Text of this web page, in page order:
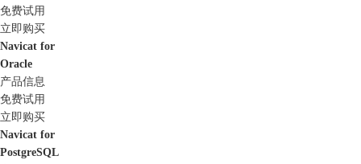
免费试用
立即购买
Navicat for
Oracle
产品信息
免费试用
立即购买
Navicat for
PostgreSQL